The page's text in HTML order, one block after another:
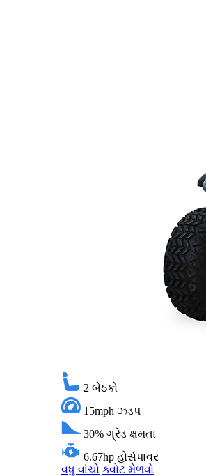
2 બેઠકો
15mph ઝડપ
30% ગ્રેડ ક્ષમતા
6.67hp હોર્સપાવર
વધુ વાંચો ક્વોટ મેળવો